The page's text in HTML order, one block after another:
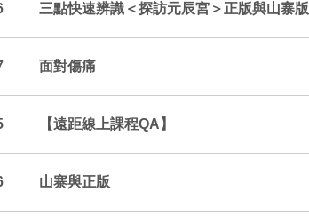
三點快速辨識＜探訪元辰宮＞正版與山寨版
面對傷痛
【遠距線上課程QA】
山寨與正版